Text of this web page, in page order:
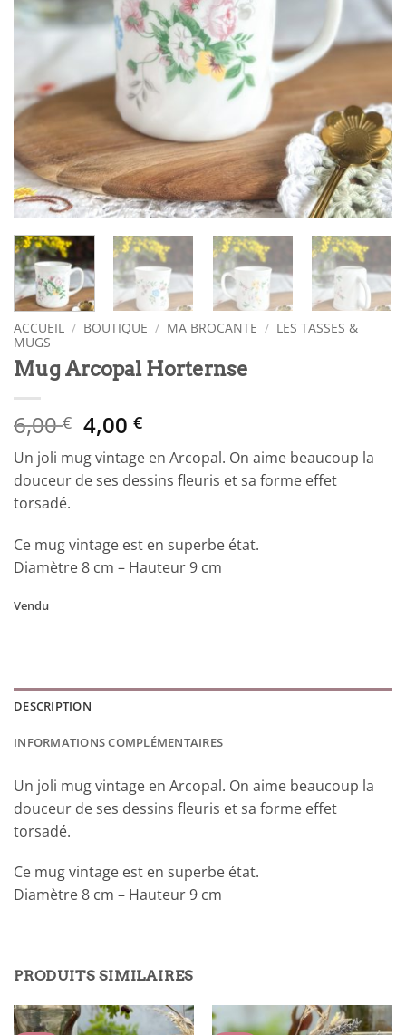
ACCUEIL / BOUTIQUE / MA BROCANTE / LES TASSES &
MUGS
Mug Arcopal Horternse
6,00€ Le
prix
initial
était :
4,00€Le
prix
actuel
est :
Un joli mug vintage en Arcopal. On aime beaucoup la
douceur de ses dessins fleuris et sa forme effet
torsadé.
Ce mug vintage est en superbe état.
Diamètre 8 cm – Hauteur 9 cm
Vendu
DESCRIPTION
INFORMATIONS COMPLÉMENTAIRES
Un joli mug vintage en Arcopal. On aime beaucoup la
douceur de ses dessins fleuris et sa forme effet
torsadé.
Ce mug vintage est en superbe état.
Diamètre 8 cm – Hauteur 9 cm
PRODUITS SIMILAIRES